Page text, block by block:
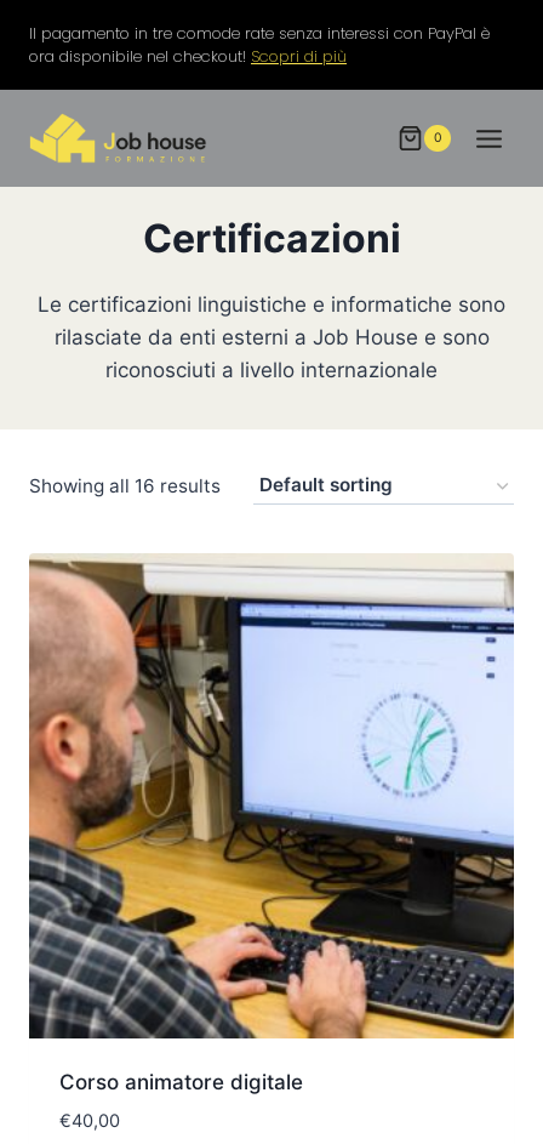
Il pagamento in tre comode rate senza interessi con PayPal è
ora disponibile nel checkout! Scopri di più
0
Certificazioni
Le certificazioni linguistiche e informatiche sono
rilasciate da enti esterni a Job House e sono
riconosciuti a livello internazionale
Showing all 16 results
Corso animatore digitale
€40,00